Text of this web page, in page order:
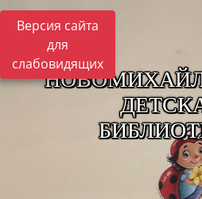
Версия сайта
для
слабовидящих